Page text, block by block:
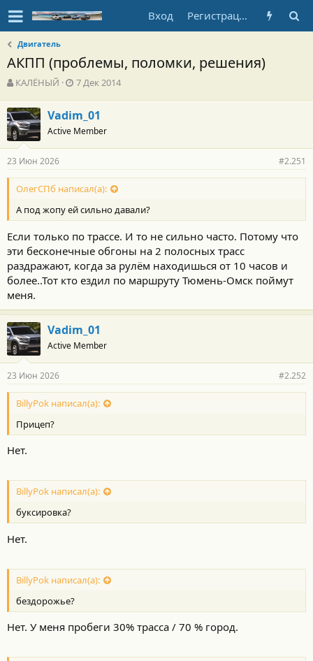
Вход Регистрация
Двигатель
АКПП (проблемы, поломки, решения)
А
т
о
р
т
е
м
ы
КАЛЁНЫЙ
Д
а
н
а
л
а
7 Дек 2014
Vadim_01
Active Member
23 Июн 2026 #2.251
ОлегСПб написал(а):
А под жопу ей сильно давали?
Если только по трассе. И то не сильно часто. Потому что
эти бесконечные обгоны на 2 полосных трасс
раздражают, когда за рулём находишься от 10 часов и
более..Тот кто ездил по маршруту Тюмень-Омск поймут
меня.
Vadim_01
Active Member
23 Июн 2026 #2.252
BillyPok написал(а):
Прицеп?
Нет.
BillyPok написал(а):
буксировка?
Нет.
BillyPok написал(а):
бездорожье?
Нет. У меня пробеги 30% трасса / 70 % город.